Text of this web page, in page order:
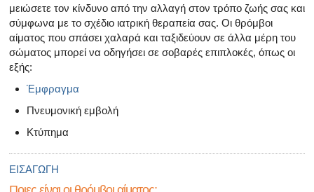
μειώσετε τον κίνδυνο από την αλλαγή στον τρόπο ζωής σας και
σύμφωνα με το σχέδιο ιατρική θεραπεία σας. Οι θρόμβοι
αίματος που σπάσει χαλαρά και ταξιδεύουν σε άλλα μέρη του
σώματος μπορεί να οδηγήσει σε σοβαρές επιπλοκές, όπως οι
εξής:
Έμφραγμα
Πνευμονική εμβολή
Κτύπημα
ΕΙΣΑΓΩΓΗ